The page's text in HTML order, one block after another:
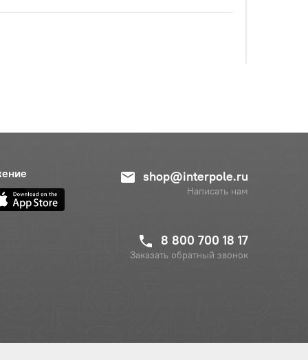
shop@interpole.ru
Написать нам
8 800 700 18 17
Заказать обратный звонок